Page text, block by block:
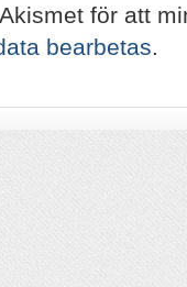
för att
bearbetas.